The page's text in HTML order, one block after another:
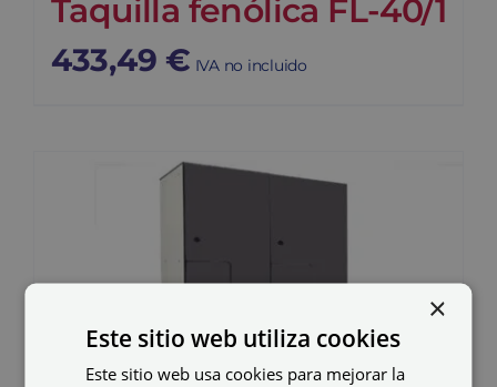
Taquilla fenólica FL-40/1
433,49 € IVA no incluido
×
Este sitio web utiliza cookies
Este sitio web usa cookies para mejorar la